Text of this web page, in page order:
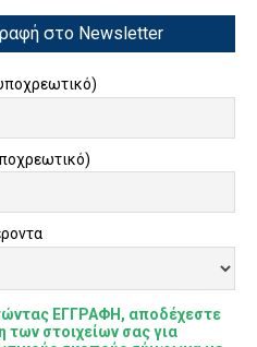
στο Newsletter
ΕΓΓΡΑΦΗ, αποδέχεστε
των στοιχείων σας για